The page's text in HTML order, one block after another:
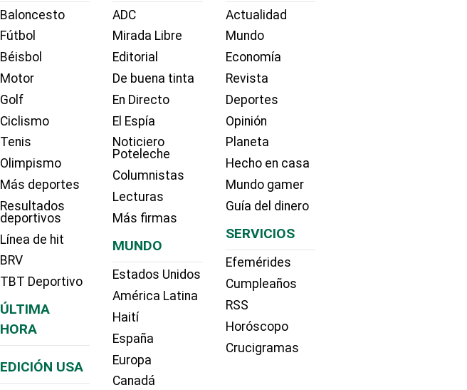
Baloncesto
Fútbol
Béisbol
Motor
Golf
Ciclismo
Tenis
Olimpismo
Más deportes
Resultados
deportivos
Línea de hit
BRV
TBT Deportivo
ÚLTIMA
HORA
EDICIÓN USA
ADC
Mirada Libre
Editorial
De buena tinta
En Directo
El Espía
Noticiero
Poteleche
Columnistas
Lecturas
Más firmas
MUNDO
Estados Unidos
América Latina
Haití
España
Europa
Canadá
Actualidad
Mundo
Economía
Revista
Deportes
Opinión
Planeta
Hecho en casa
Mundo gamer
Guía del dinero
SERVICIOS
Efemérides
Cumpleaños
RSS
Horóscopo
Crucigramas